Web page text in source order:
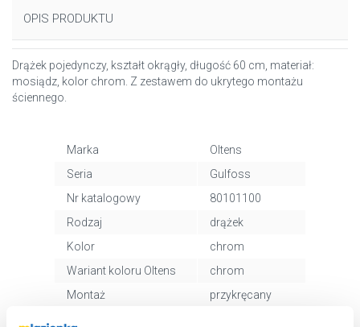
OPIS PRODUKTU
Drążek pojedynczy, kształt okrągły, długość 60 cm, materiał:
mosiądz, kolor chrom. Z zestawem do ukrytego montażu
ściennego.
Marka
Oltens
Seria
Gulfoss
Nr katalogowy
80101100
Rodzaj
drążek
Kolor
chrom
Wariant koloru Oltens
chrom
Montaż
przykręcany